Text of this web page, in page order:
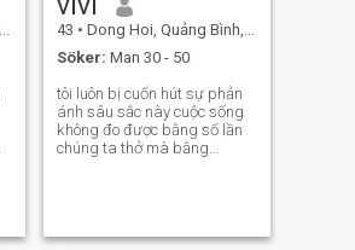
43 • Dong Hoi, Quảng Bình, Vietnam
Söker: Man 30 - 50
tôi luôn bị cuốn hút sự phản
ánh sâu sắc này cuộc sống
không đo được bằng số lần
chúng ta thở mà bằng
được hướng dẫn bởi sự